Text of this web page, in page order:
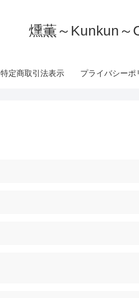
燻薫～Kunkun～
特定商取引法表示 プライバシーポ